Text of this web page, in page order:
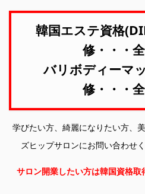
韓国エステ資格
修・・・
バリボディーマ
修・・・
学びたい方、綺麗になりたい方、
ズヒップサロンにお問い合わせ
サロン開業したい方は韓国資格取